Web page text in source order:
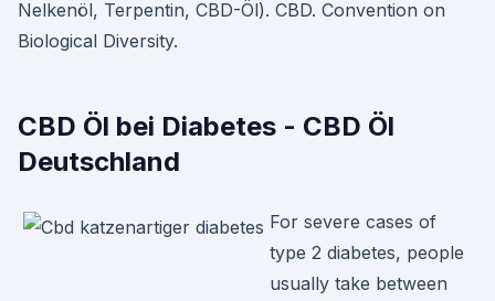
Nelkenöl, Terpentin, CBD-Öl). CBD. Convention on
Biological Diversity.
CBD Öl bei Diabetes - CBD Öl
Deutschland
For severe cases of
type 2 diabetes, people
usually take between